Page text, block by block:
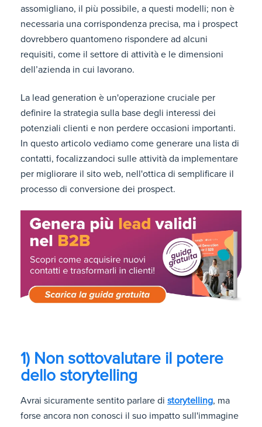
assomigliano, il più possibile, a questi modelli; non è
necessaria una corrispondenza precisa, ma i prospect
dovrebbero quantomeno rispondere ad alcuni
requisiti, come il settore di attività e le dimensioni
dell’azienda in cui lavorano.
La lead generation è un'operazione cruciale per
definire la strategia sulla base degli interessi dei
potenziali clienti e non perdere occasioni importanti.
In questo articolo vediamo come generare una lista di
contatti, focalizzandoci sulle attività da implementare
per migliorare il sito web, nell'ottica di semplificare il
processo di conversione dei prospect.
1) Non sottovalutare il potere
dello storytelling
Avrai sicuramente sentito parlare di storytelling, ma
forse ancora non conosci il suo impatto sull'immagine